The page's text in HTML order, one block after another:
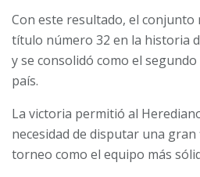
Con este resultado, el
título número 32 en la historia
y se consolidó como el
país.
La victoria permitió al
necesidad de disputar una
torneo como el equipo más